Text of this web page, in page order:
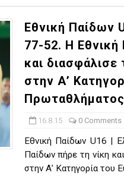
Εθνική Παίδων
77-52. Η Εθνική
και
στην Α’
16.8.15 0 Comments
Εθνική Παίδων U16 |
Παίδων πήρε τη νίκη
στην Α’ Κατηγορία του